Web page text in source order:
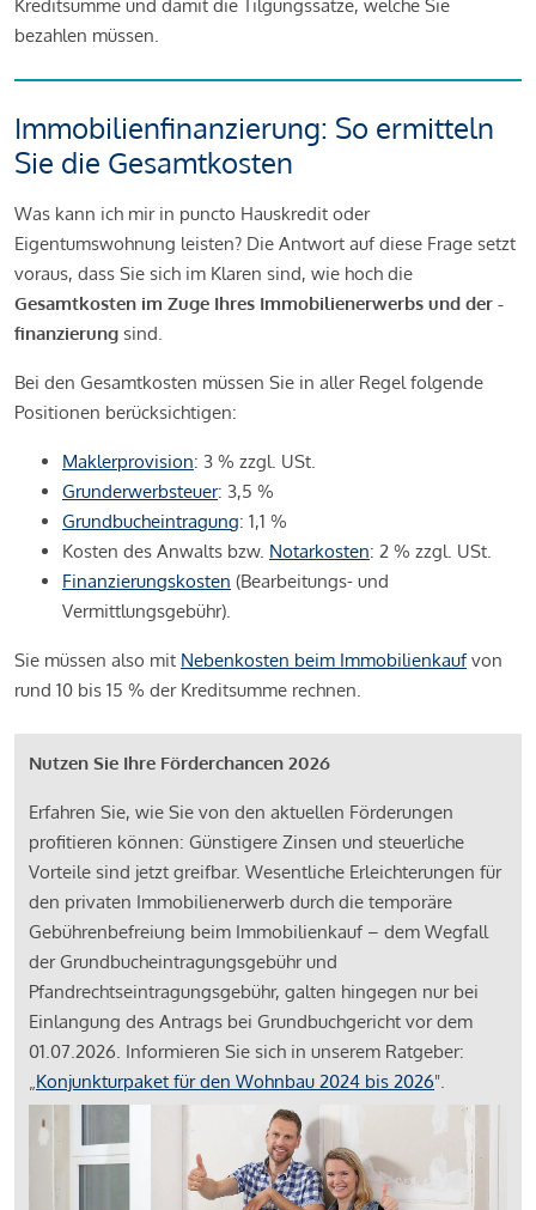
Kreditsumme und damit die Tilgungssätze, welche Sie
bezahlen müssen.
Immobilienfinanzierung: So ermitteln
Sie die Gesamtkosten
Was kann ich mir in puncto Hauskredit oder
Eigentumswohnung leisten? Die Antwort auf diese Frage setzt
voraus, dass Sie sich im Klaren sind, wie hoch die
Gesamtkosten im Zuge Ihres Immobilienerwerbs und der -
finanzierung sind.
Bei den Gesamtkosten müssen Sie in aller Regel folgende
Positionen berücksichtigen:
Maklerprovision: 3 % zzgl. USt.
Grunderwerbsteuer: 3,5 %
Grundbucheintragung: 1,1 %
Kosten des Anwalts bzw. Notarkosten: 2 % zzgl. USt.
Finanzierungskosten (Bearbeitungs- und
Vermittlungsgebühr).
Sie müssen also mit Nebenkosten beim Immobilienkaufvon
rund 10 bis 15 % der Kreditsumme rechnen.
Nutzen Sie Ihre Förderchancen 2026
Erfahren Sie, wie Sie von den aktuellen Förderungen
profitieren können: Günstigere Zinsen und steuerliche
Vorteile sind jetzt greifbar. Wesentliche Erleichterungen für
den privaten Immobilienerwerb durch die temporäre
Gebührenbefreiung beim Immobilienkauf – dem Wegfall
der Grundbucheintragungsgebühr und
Pfandrechtseintragungsgebühr, galten hingegen nur bei
Einlangung des Antrags bei Grundbuchgericht vor dem
01.07.2026. Informieren Sie sich in unserem Ratgeber:
„Konjunkturpaket für den Wohnbau 2024 bis 2026".